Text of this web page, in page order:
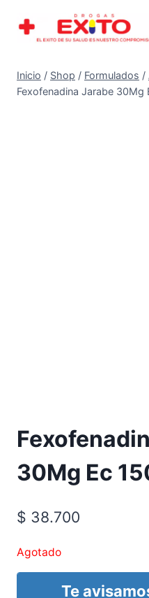
Inicio / Shop / Formulados /
Fexofenadina Jarabe 30Mg
30Mg Ec
$ 38.700
Agotado
Te